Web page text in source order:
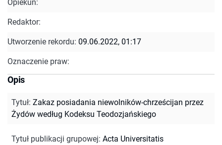
Opiekun:
Redaktor:
Utworzenie rekordu: 09.06.2022, 01:17
Oznaczenie praw:
Opis
Tytuł: Zakaz posiadania niewolników-chrześcijan przez
Żydów według Kodeksu Teodozjańskiego
Tytuł publikacji grupowej: Acta Universitatis